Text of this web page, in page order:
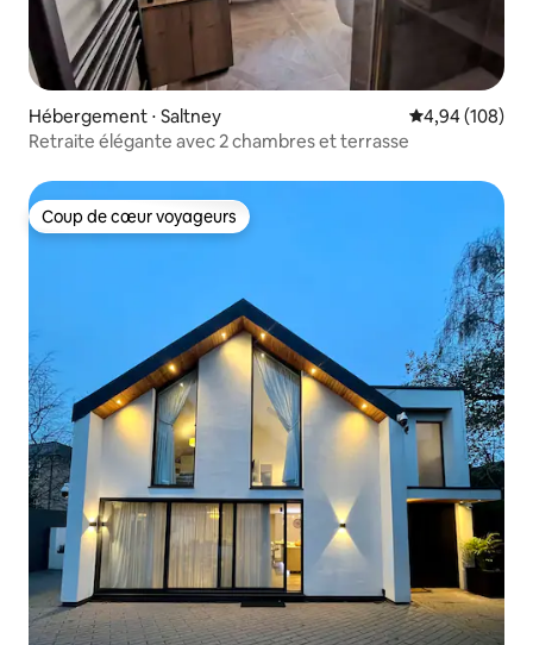
Hébergement ⋅ Saltney Évaluation
4,94 (108)
Retraite élégante avec 2 chambres et terrasse
Coup de cœur voyageurs
Coup de cœur voyageurs